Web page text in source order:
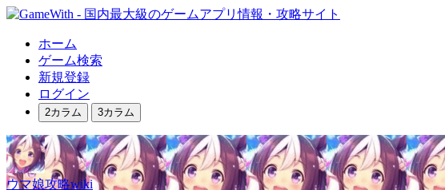
ホーム
ゲーム検索
新規登録
ログイン
2カラム 3カラム
ウマ娘攻略wiki